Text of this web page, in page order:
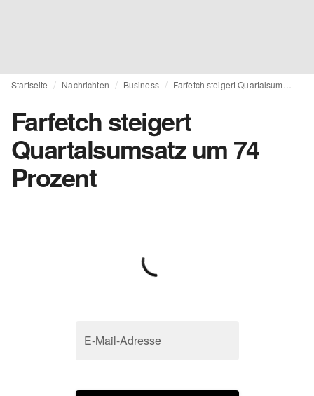
Startseite Nachrichten Business
Farfetch steigert
Quartalsumsatz um 74
Prozent
E-Mail-Adresse